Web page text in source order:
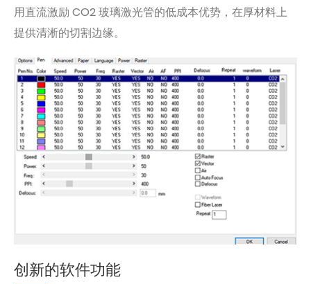
用直流激励 CO2 玻璃激光管的低成本优势，在厚材料上
提供清淅的切割边缘。
创新的软件功能